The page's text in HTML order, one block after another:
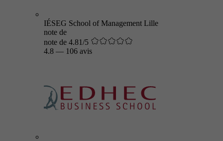
IÉSEG School of Management Lille
note de
note de 4.81/5
4.8 — 106 avis